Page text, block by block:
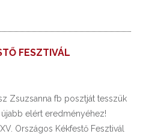
FESZTIVÁL
Zsuzsanna fb posztját tesszük
elért eredményéhez!
Országos Kékfestő Fesztivál